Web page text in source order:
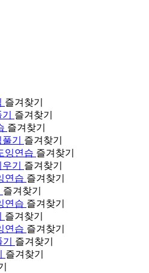
즐겨찾기
즐겨찾기
즐겨찾기
기
즐겨찾기
잉연습 즐겨찾기
기
즐겨찾기
연습 즐겨찾기
즐겨찾기
연습 즐겨찾기
즐겨찾기
연습 즐겨찾기
즐겨찾기
즐겨찾기